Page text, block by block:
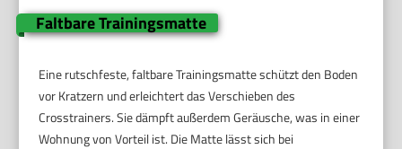
Faltbare Trainingsmatte
Eine rutschfeste, faltbare Trainingsmatte schützt den Boden
vor Kratzern und erleichtert das Verschieben des
Crosstrainers. Sie dämpft außerdem Geräusche, was in einer
Wohnung von Vorteil ist. Die Matte lässt sich bei